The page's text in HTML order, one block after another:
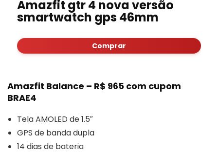
Amazfit gtr 4 nova versão
smartwatch gps 46mm
Comprar
Amazfit Balance – R$ 965 com cupom
BRAE4
Tela AMOLED de 1.5″
GPS de banda dupla
14 dias de bateria